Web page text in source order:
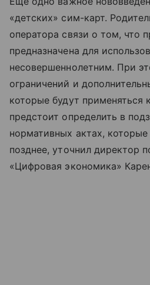
«детских» сим-карт.
оператора связи о том, что
предназначена для
несовершеннолетним. При
ограничений и
которые будут применяться
предстоит определить в
нормативных актах,
позднее, уточнил директор
«Цифровая экономика»